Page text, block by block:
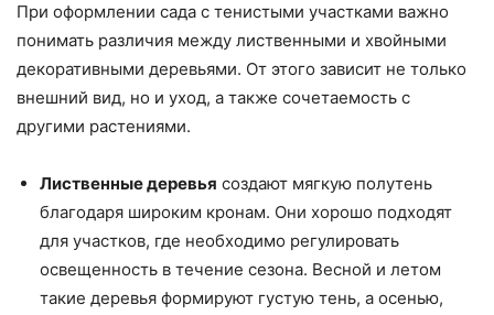
При оформлении сада с тенистыми участками важно
понимать различия между лиственными и хвойными
декоративными деревьями. От этого зависит не только
внешний вид, но и уход, а также сочетаемость с
другими растениями.
Лиственные деревья создают мягкую полутень
благодаря широким кронам. Они хорошо подходят
для участков, где необходимо регулировать
освещенность в течение сезона. Весной и летом
такие деревья формируют густую тень, а осенью,